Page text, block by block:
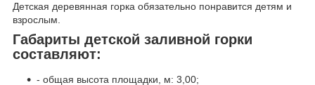
Детская деревянная горка обязательно понравится детям и
взрослым.
Габариты детской заливной горки
составляют:
- общая высота площадки, м: 3,00;